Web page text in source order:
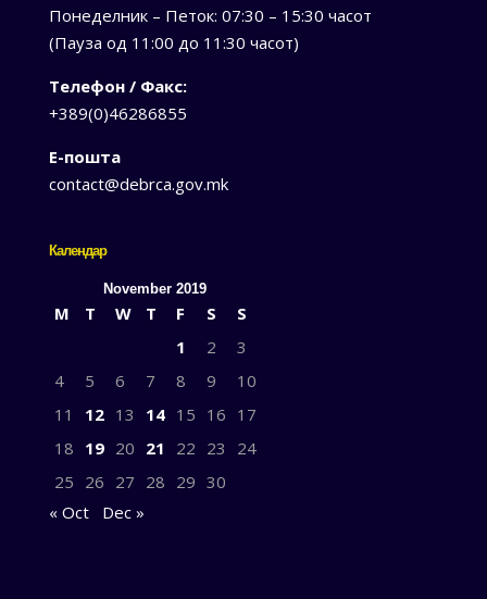
Понеделник – Петок: 07:30 – 15:30 часот
(Пауза од 11:00 до 11:30 часот)
Телефон / Факс:
+389(0)46286855
Е-пошта
contact@debrca.gov.mk
Календар
November 2019
M T W T F S
S
1
2
3
4
5 6 7 8 9
10
11
12 13 14 15 16 17
18 19 20 21 22 23
24
25 26 27 28 29 30
« Oct
Dec »